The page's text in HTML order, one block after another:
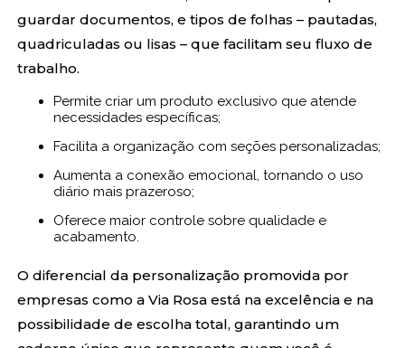
guardar documentos, e tipos de folhas – pautadas,
quadriculadas ou lisas – que facilitam seu fluxo de
trabalho.
Permite criar um produto exclusivo que atende
necessidades específicas;
Facilita a organização com seções personalizadas;
Aumenta a conexão emocional, tornando o uso
diário mais prazeroso;
Oferece maior controle sobre qualidade e
acabamento.
O diferencial da personalização promovida por
empresas como a Via Rosa está na excelência e na
possibilidade de escolha total, garantindo um